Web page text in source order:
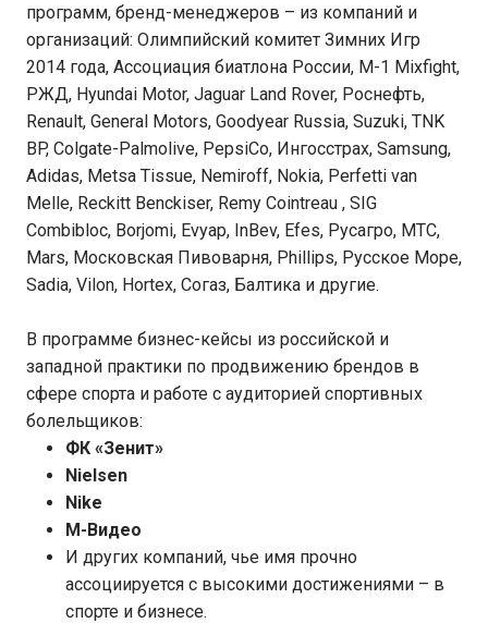
программ, бренд-менеджеров – из компаний и
организаций: Олимпийский комитет Зимних Игр
2014 года, Ассоциация биатлона России, M-1 Mixfight,
РЖД, Hyundai Motor, Jaguar Land Rover, Роснефть,
Renault, General Motors, Goodyear Russia, Suzuki, TNK
BP, Colgate-Palmolive, PepsiСo, Ингосстрах, Samsung,
Adidas, Metsa Tissue, Nemiroff, Nokia, Perfetti van
Melle, Reckitt Benckiser, Remy Cointreau , SIG
Combibloc, Borjomi, Evyap, InBev, Efes, Русагро, МТС,
Mars, Московская Пивоварня, Phillips, Русское Море,
Sadia, Vilon, Hortex, Согаз, Балтика и другие.
В программе бизнес-кейсы из российской и
западной практики по продвижению брендов в
сфере спорта и работе с аудиторией спортивных
болельщиков:
ФК «Зенит»
Nielsen
Nike
M-Видео
И других компаний, чье имя прочно
ассоциируется с высокими достижениями – в
спорте и бизнесе.